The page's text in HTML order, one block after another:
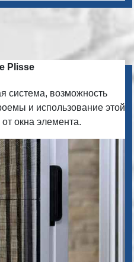
Plisse
система, возможность
и использование этой
окна элемента.